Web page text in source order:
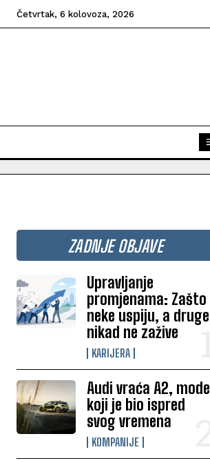
Četvrtak, 6 kolovoza, 2026
ZADNJE OBJAVE
Upravljanje
promjenama: Zašto
neke uspiju, a druge
nikad ne zažive
KARIJERA
Audi vraća A2, model
koji je bio ispred
svog vremena
KOMPANIJE